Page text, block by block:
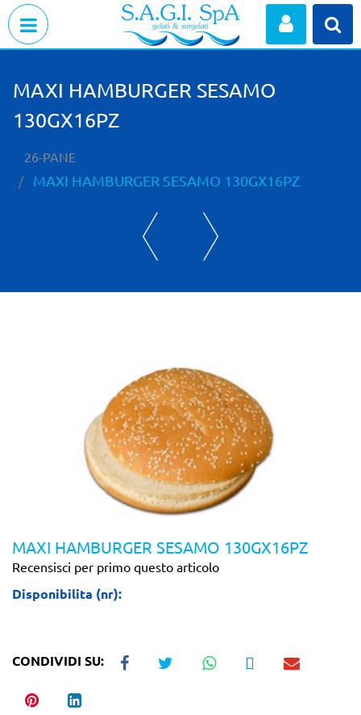
MAXI HAMBURGER SESAMO
130GX16PZ
26-PANE
MAXI HAMBURGER SESAMO 130GX16PZ
MAXI HAMBURGER SESAMO 130GX16PZ
Recensisci per primo questo articolo
Disponibilita (nr):
CONDIVIDI SU: